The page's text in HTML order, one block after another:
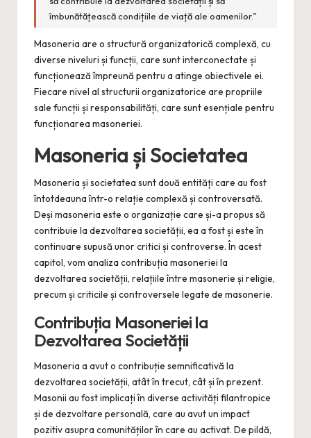
îmbunătățească condițiile de viață ale oamenilor.”
Masoneria are o structură organizatorică complexă, cu
diverse niveluri și funcții, care sunt interconectate și
funcționează împreună pentru a atinge obiectivele ei.
Fiecare nivel al structurii organizatorice are propriile
sale funcții și responsabilități, care sunt esențiale pentru
funcționarea masoneriei.
Masoneria și Societatea
Masoneria și societatea sunt două entități care au fost
întotdeauna într-o relație complexă și controversată.
Deși masoneria este o organizație care și-a propus să
contribuie la dezvoltarea societății, ea a fost și este în
continuare supusă unor critici și controverse. În acest
capitol, vom analiza contribuția masoneriei la
dezvoltarea societății, relațiile între masonerie și religie,
precum și criticile și controversele legate de masonerie.
Contribuția Masoneriei la
Dezvoltarea Societății
Masoneria a avut o contribuție semnificativă la
dezvoltarea societății, atât în trecut, cât și în prezent.
Masonii au fost implicați în diverse activități filantropice
și de dezvoltare personală, care au avut un impact
pozitiv asupra comunităților în care au activat. De pildă,